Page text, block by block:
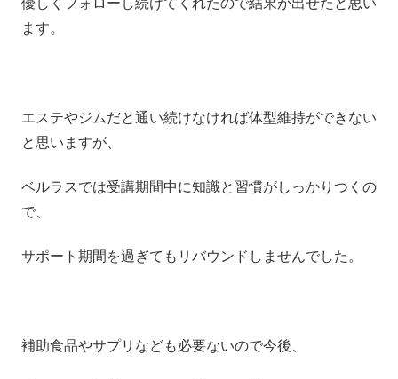
ます。
エステやジムだと通い続けなければ体型維持ができない
と思いますが、
ベルラスでは受講期間中に知識と習慣がしっかりつくの
で、
サポート期間を過ぎてもリバウンドしませんでした。
補助食品やサプリなども必要ないので今後、